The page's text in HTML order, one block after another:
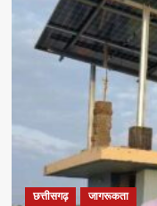
छत्तीसगढ़ जागरूकता